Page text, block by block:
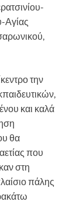
Αγίας
την
και καλά
θα
που
στη
πάλης